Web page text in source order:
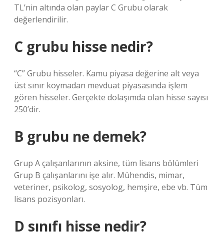
TL’nin altında olan paylar C Grubu olarak
değerlendirilir.
C grubu hisse nedir?
“C” Grubu hisseler. Kamu piyasa değerine alt veya
üst sınır koymadan mevduat piyasasında işlem
gören hisseler. Gerçekte dolaşımda olan hisse sayısı
250’dir.
B grubu ne demek?
Grup A çalışanlarının aksine, tüm lisans bölümleri
Grup B çalışanlarını işe alır. Mühendis, mimar,
veteriner, psikolog, sosyolog, hemşire, ebe vb. Tüm
lisans pozisyonları.
D sınıfı hisse nedir?